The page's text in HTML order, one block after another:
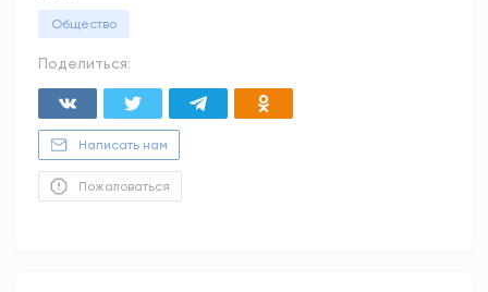
Общество
Поделиться:
Написать нам
Пожаловаться